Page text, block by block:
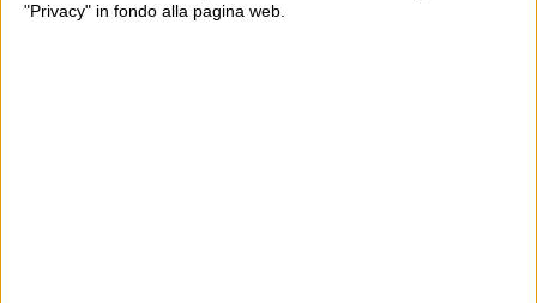
"Privacy" in fondo alla pagina web.